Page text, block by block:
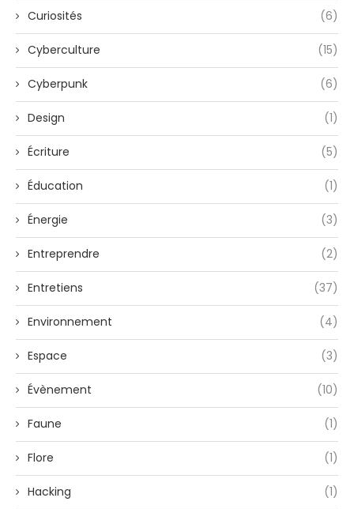
Curiosités (6)
Cyberculture (15)
Cyberpunk (6)
Design (1)
Écriture (5)
Éducation (1)
Énergie (3)
Entreprendre (2)
Entretiens (37)
Environnement (4)
Espace (3)
Évènement (10)
Faune (1)
Flore (1)
Hacking (1)